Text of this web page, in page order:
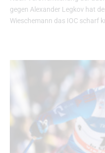
gegen Alexander Legkov hat
Wieschemann das IOC scharf